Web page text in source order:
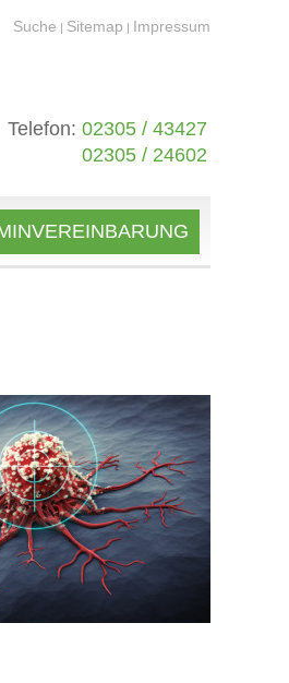
Suche | Sitemap | Impressum
Telefon: 02305 / 43427
02305 / 24602